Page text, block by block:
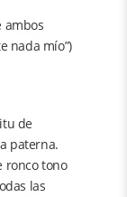
ambos
nada mío”)
de
paterna.
ronco tono
las